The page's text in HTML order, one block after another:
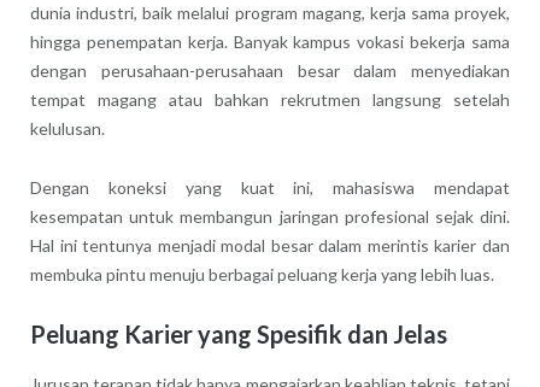
dunia industri, baik melalui program magang, kerja sama proyek,
hingga penempatan kerja. Banyak kampus vokasi bekerja sama
dengan perusahaan-perusahaan besar dalam menyediakan
tempat magang atau bahkan rekrutmen langsung setelah
kelulusan.
Dengan koneksi yang kuat ini, mahasiswa mendapat
kesempatan untuk membangun jaringan profesional sejak dini.
Hal ini tentunya menjadi modal besar dalam merintis karier dan
membuka pintu menuju berbagai peluang kerja yang lebih luas.
Peluang Karier yang Spesifik dan Jelas